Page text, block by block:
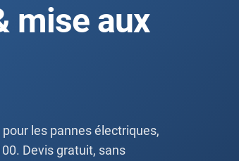
mise aux
les pannes électriques,
Devis gratuit, sans